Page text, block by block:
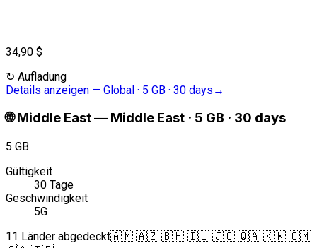
34,90 $
↻ Aufladung
Details anzeigen — Global · 5 GB · 30 days →
🌐 Middle East— Middle East · 5 GB · 30 days
5 GB
Gültigkeit
30 Tage
Geschwindigkeit
5G
11 Länder abgedeckt🇦🇲 🇦🇿 🇧🇭 🇮🇱 🇯🇴 🇶🇦 🇰🇼 🇴🇲